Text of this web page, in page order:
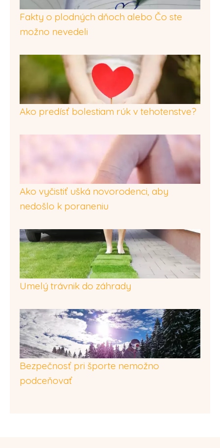
Fakty o plodných dňoch alebo Čo ste
možno nevedeli
Ako predísť bolestiam rúk v tehotenstve?
Ako vyčistiť ušká novorodenci, aby
nedošlo k poraneniu
Umelý trávnik do záhrady
Bezpečnosť pri športe nemožno
podceňovať